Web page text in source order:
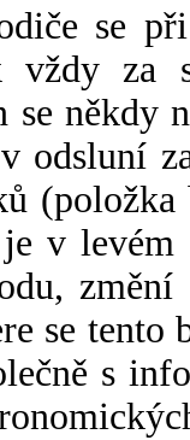
se
vždy za
se někdy
odsluní
v
se tento
s